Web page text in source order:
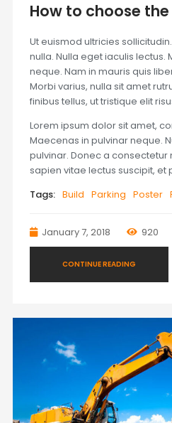
How to choose
Ut euismod ultricies
nulla. Nulla eget iaculis lectus.
neque. Nam in mauris quis
Morbi varius, nulla sit amet
finibus tellus, ut tristique elit
Lorem ipsum dolor sit amet,
Maecenas in pulvinar neque.
pulvinar. Donec a consectetur
sapien vitae lectus suscipit, et
Tags: Build Parking Poster
January 7, 2018 920
CONTINUE READING